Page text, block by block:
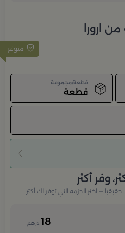
ارورا
متوفر
قطعة/مجموعة
قطعة
وفر أكثر
— اختر الحزمة التي توفر لك أكثر
18 درهم